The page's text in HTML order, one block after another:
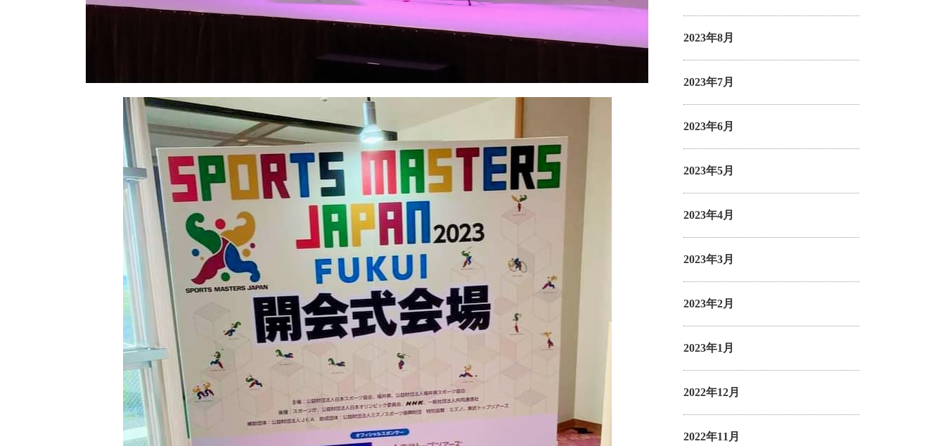
2023年8月
2023年7月
2023年6月
2023年5月
2023年4月
2023年3月
2023年2月
2023年1月
2022年12月
2022年11月